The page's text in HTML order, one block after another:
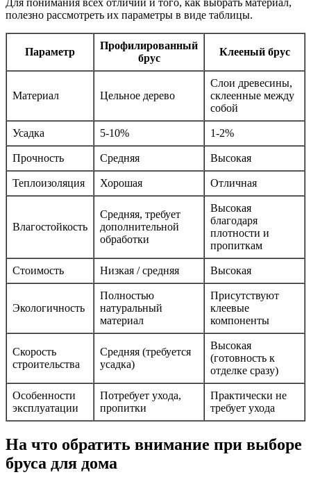
Для понимания всех отличий и того, как выбрать материал,
полезно рассмотреть их параметры в виде таблицы.
Параметр
Профилированный
брус
Клееный брус
Материал Цельное дерево
Слои древесины,
склеенные между
собой
Усадка 5-10% 1-2%
Прочность Средняя Высокая
Теплоизоляция Хорошая Отличная
Влагостойкость
Средняя, требует
дополнительной
обработки
Высокая
благодаря
плотности и
пропиткам
Стоимость Низкая / средняя Высокая
Экологичность
Полностью
натуральный
материал
Присутствуют
клеевые
компоненты
Скорость
строительства
Средняя (требуется
усадка)
Высокая
(готовность к
отделке сразу)
Особенности
эксплуатации
Потребует ухода,
пропитки
Практически не
требует ухода
На что обратить внимание при выборе
бруса для дома